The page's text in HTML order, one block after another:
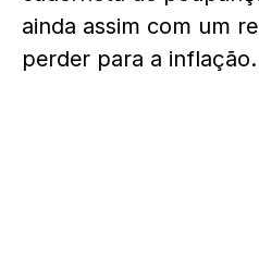
ainda assim com um
perder para a inflação.